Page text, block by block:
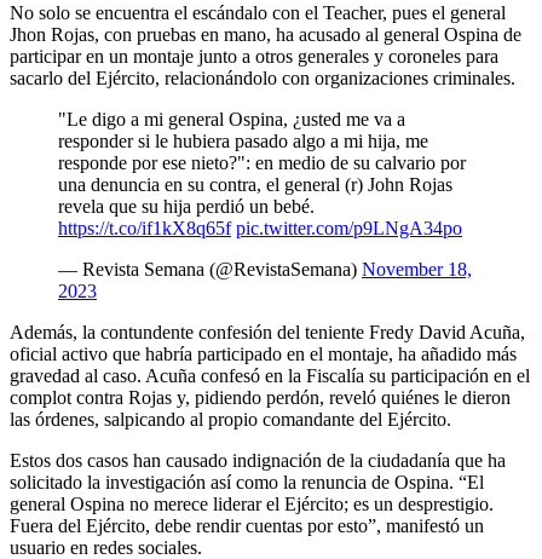
No solo se encuentra el escándalo con el Teacher, pues el general
Jhon Rojas, con pruebas en mano, ha acusado al general Ospina de
participar en un montaje junto a otros generales y coroneles para
sacarlo del Ejército, relacionándolo con organizaciones criminales.
"Le digo a mi general Ospina, ¿usted me va a
responder si le hubiera pasado algo a mi hija, me
responde por ese nieto?": en medio de su calvario por
una denuncia en su contra, el general (r) John Rojas
revela que su hija perdió un bebé.
https://t.co/if1kX8q65f pic.twitter.com/p9LNgA34po
— Revista Semana (@RevistaSemana) November 18,
2023
Además, la contundente confesión del teniente Fredy David Acuña,
oficial activo que habría participado en el montaje, ha añadido más
gravedad al caso. Acuña confesó en la Fiscalía su participación en el
complot contra Rojas y, pidiendo perdón, reveló quiénes le dieron
las órdenes, salpicando al propio comandante del Ejército.
Estos dos casos han causado indignación de la ciudadanía que ha
solicitado la investigación así como la renuncia de Ospina. “El
general Ospina no merece liderar el Ejército; es un desprestigio.
Fuera del Ejército, debe rendir cuentas por esto”, manifestó un
usuario en redes sociales.